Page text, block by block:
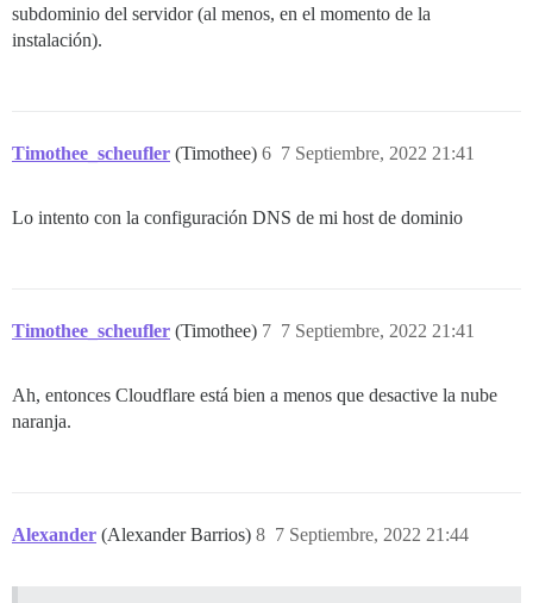
subdominio del servidor (al menos, en el momento de la
instalación).
Timothee_scheufler (Timothee) 7 Septiembre, 2022 21:41
6
Lo intento con la configuración DNS de mi host de dominio
Timothee_scheufler (Timothee) 7 Septiembre, 2022 21:41
7
Ah, entonces Cloudflare está bien a menos que desactive la nube
naranja.
Alexander (Alexander Barrios) 7 Septiembre, 2022 21:44
8